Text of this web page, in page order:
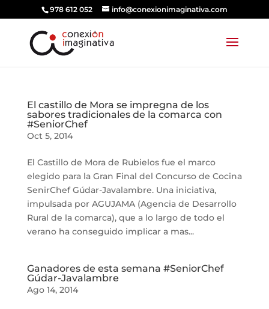
978 612 052 info@conexionimaginativa.com
El castillo de Mora se impregna de los
sabores tradicionales de la comarca con
#SeniorChef
Oct 5, 2014
El Castillo de Mora de Rubielos fue el marco
elegido para la Gran Final del Concurso de Cocina
SenirChef Gúdar-Javalambre. Una iniciativa,
impulsada por AGUJAMA (Agencia de Desarrollo
Rural de la comarca), que a lo largo de todo el
verano ha conseguido implicar a mas...
Ganadores de esta semana #SeniorChef
Gúdar-Javalambre
Ago 14, 2014